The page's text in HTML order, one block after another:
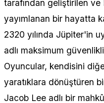
tarafından geliştirilen ve
yayımlanan bir hayatta
2320 yılında Jüpiter'in
adlı maksimum
Oyuncular, kendisini
yaratıklara dönüştüren
Jacob Lee adlı bir